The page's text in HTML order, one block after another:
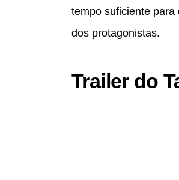
tempo suficiente
dos protagonistas.
Trailer do